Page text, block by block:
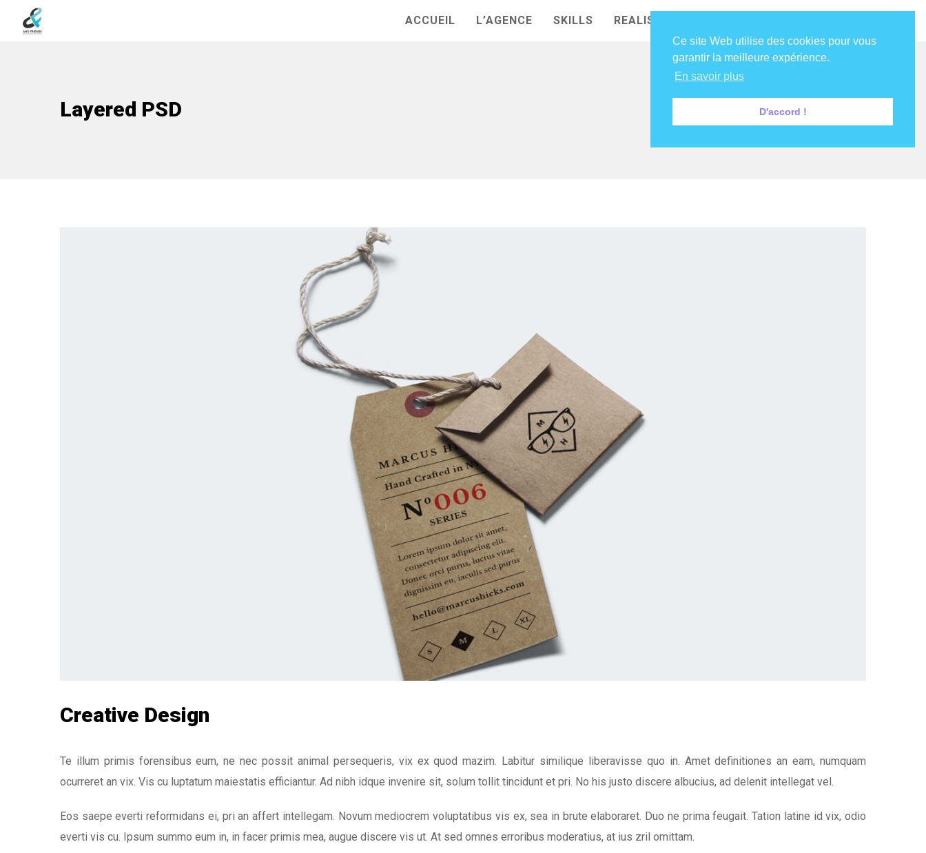
ACCUEIL L’AGENCE SKILLS REALISATIONS
Layered PSD
Creative Design
Te illum primis forensibus eum, ne nec possit animal persequeris, vix ex quod mazim. Labitur similique liberavisse quo in. Amet definitiones an eam, numquam
ocurreret an vix. Vis cu luptatum maiestatis efficiantur. Ad nibh idque invenire sit, solum tollit tincidunt et pri. No his justo discere albucius, ad delenit intellegat vel.
Eos saepe everti reformidans ei, pri an affert intellegam. Novum mediocrem voluptatibus vis ex, sea in brute elaboraret. Duo ne prima feugait. Tation latine id vix, odio
everti vis cu. Ipsum summo eum in, in facer primis mea, augue discere vis ut. At sed omnes erroribus moderatius, at ius zril omittam.
Ce site Web utilise des cookies pour vous
garantir la meilleure expérience.
En savoir plus
D'accord !